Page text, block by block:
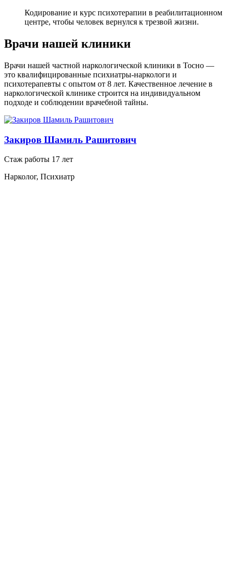
Кодирование и курс психотерапии в реабилитационном
центре, чтобы человек вернулся к трезвой жизни.
Врачи нашей клиники
Врачи нашей частной наркологической клиники в Тосно —
это квалифицированные психиатры-наркологи и
психотерапевты с опытом от 8 лет. Качественное лечение в
наркологической клинике строится на индивидуальном
подходе и соблюдении врачебной тайны.
Закиров Шамиль Рашитович
Стаж работы 17 лет
Нарколог, Психиатр